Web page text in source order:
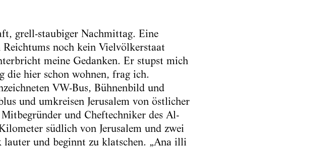
grell-staubiger Nachmittag. Eine
noch kein Vielvölkerstaat
meine Gedanken. Er stupst mich
die hier schon wohnen, frag ich.
VW-Bus, Bühnenbild und
und umkreisen Jerusalem von östlicher
und Cheftechniker des Al-
südlich von Jerusalem und zwei
und beginnt zu klatschen. „Ana illi